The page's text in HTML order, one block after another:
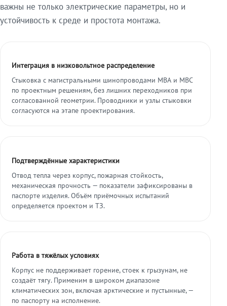
важны не только электрические параметры, но и
устойчивость к среде и простота монтажа.
Интеграция в низковольтное распределение
Стыковка с магистральными шинопроводами МВА и МВС
по проектным решениям, без лишних переходников при
согласованной геометрии. Проводники и узлы стыковки
согласуются на этапе проектирования.
Подтверждённые характеристики
Отвод тепла через корпус, пожарная стойкость,
механическая прочность — показатели зафиксированы в
паспорте изделия. Объём приёмочных испытаний
определяется проектом и ТЗ.
Работа в тяжёлых условиях
Корпус не поддерживает горение, стоек к грызунам, не
создаёт тягу. Применим в широком диапазоне
климатических зон, включая арктические и пустынные, —
по паспорту на исполнение.